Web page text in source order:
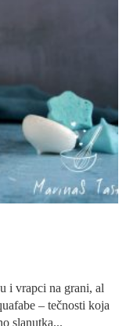
i vrapci na grani, al
– tečnosti koja
slanutka...